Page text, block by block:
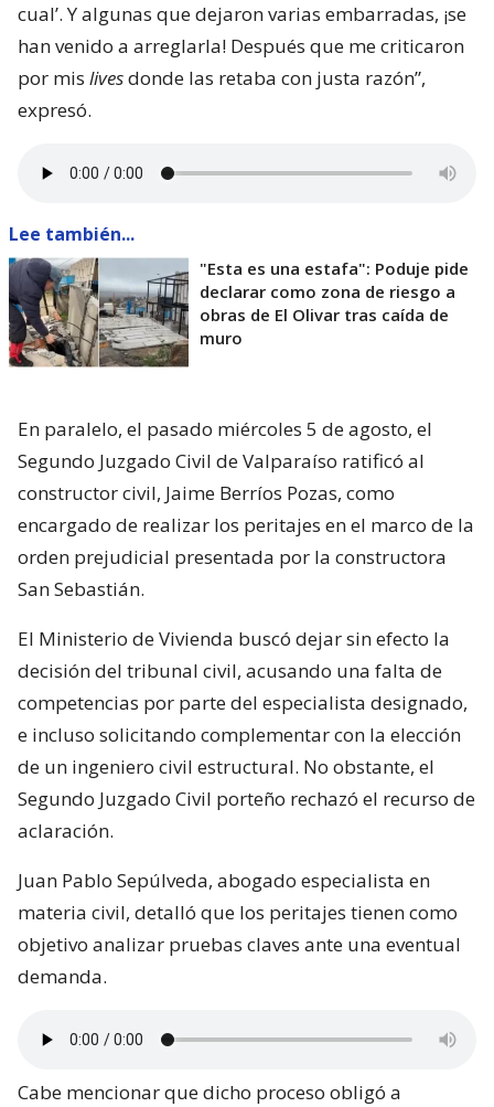
cual’. Y algunas que dejaron varias embarradas, ¡se
han venido a arreglarla! Después que me criticaron
por mis livesdonde las retaba con justa razón”,
expresó.
Lee también...
"Esta es una estafa": Poduje pide
declarar como zona de riesgo a
obras de El Olivar tras caída de
muro
En paralelo, el pasado miércoles 5 de agosto, el
Segundo Juzgado Civil de Valparaíso ratificó al
constructor civil, Jaime Berríos Pozas, como
encargado de realizar los peritajes en el marco de la
orden prejudicial presentada por la constructora
San Sebastián.
El Ministerio de Vivienda buscó dejar sin efecto la
decisión del tribunal civil, acusando una falta de
competencias por parte del especialista designado,
e incluso solicitando complementar con la elección
de un ingeniero civil estructural. No obstante, el
Segundo Juzgado Civil porteño rechazó el recurso de
aclaración.
Juan Pablo Sepúlveda, abogado especialista en
materia civil, detalló que los peritajes tienen como
objetivo analizar pruebas claves ante una eventual
demanda.
Cabe mencionar que dicho proceso obligó a